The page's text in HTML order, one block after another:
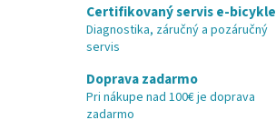
Certifikovaný servis e-bicykle
Diagnostika, záručný a pozáručný
servis
Doprava zadarmo
Pri nákupe nad 100€ je doprava
zadarmo